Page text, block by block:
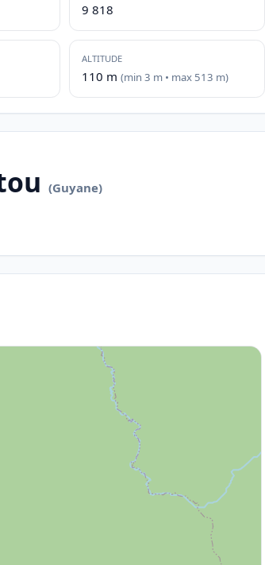
9 818
ALTITUDE
110 m (min 3 m • max 513 m)
(Guyane)